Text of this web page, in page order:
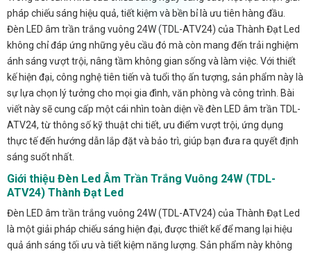
pháp chiếu sáng hiệu quả, tiết kiệm và bền bỉ là ưu tiên hàng đầu.
Đèn LED âm trần trắng vuông 24W (TDL-ATV24) của Thành Đạt Led
không chỉ đáp ứng những yêu cầu đó mà còn mang đến trải nghiệm
ánh sáng vượt trội, nâng tầm không gian sống và làm việc. Với thiết
kế hiện đại, công nghệ tiên tiến và tuổi thọ ấn tượng, sản phẩm này là
sự lựa chọn lý tưởng cho mọi gia đình, văn phòng và công trình. Bài
viết này sẽ cung cấp một cái nhìn toàn diện về đèn LED âm trần TDL-
ATV24, từ thông số kỹ thuật chi tiết, ưu điểm vượt trội, ứng dụng
thực tế đến hướng dẫn lắp đặt và bảo trì, giúp bạn đưa ra quyết định
sáng suốt nhất.
Giới thiệu Đèn Led Âm Trần Trắng Vuông 24W (TDL-
ATV24) Thành Đạt Led
Đèn LED âm trần trắng vuông 24W (TDL-ATV24) của Thành Đạt Led
là một giải pháp chiếu sáng hiện đại, được thiết kế để mang lại hiệu
quả ánh sáng tối ưu và tiết kiệm năng lượng. Sản phẩm này không